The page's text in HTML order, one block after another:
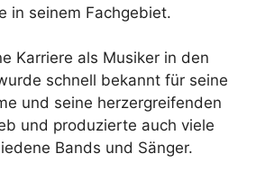
in seinem Fachgebiet.
Karriere als Musiker in den
schnell bekannt für seine
und seine herzergreifenden
und produzierte auch viele
Bands und Sänger.